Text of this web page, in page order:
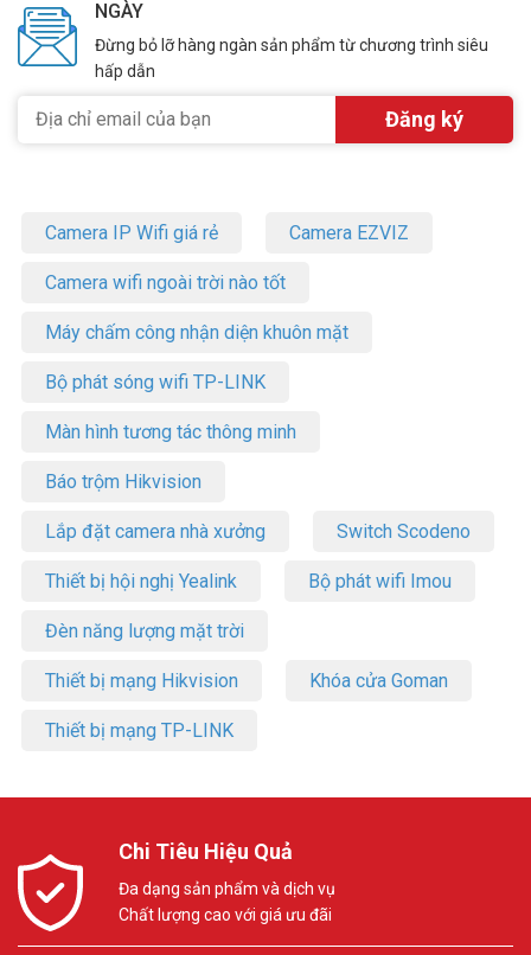
– Kích thước: 216(L)x290(W)x86(H)mm.
– Trọng lượng: 3.7Kg.
– Xuất xứ: Trung Quốc.
– Bảo hành: 24 tháng.
Báo động KARASSN KS-W2E-4G mang đến giải pháp an ninh toàn
liên hệ HOTLINE1900.9259
để được hỗ trợ tốt nhất. Tham khảo
NGÀY
Đừng bỏ lỡ hàng ngàn sản phẩm từ chương trình siêu
hấp dẫn
Camera IP Wifi giá rẻ Camera EZVIZ
Camera wifi ngoài trời nào tốt
Máy chấm công nhận diện khuôn mặt
Bộ phát sóng wifi TP-LINK
Màn hình tương tác thông minh
Báo trộm Hikvision
Lắp đặt camera nhà xưởng Switch Scodeno
Thiết bị hội nghị Yealink Bộ phát wifi Imou
Đèn năng lượng mặt trời
Thiết bị mạng Hikvision Khóa cửa Goman
Thiết bị mạng TP-LINK
Chi Tiêu Hiệu Quả
Đa dạng sản phẩm và dịch vụ
Chất lượng cao với giá ưu đãi